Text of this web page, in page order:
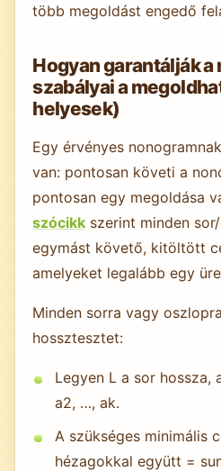
több megoldást engedő
Hogyan garantálják a
szabályai a
helyesek)
Egy érvényes
van: pontosan követi a
pontosan egy megoldása
szócikk szerint minden
egymást követő, kitöltött
amelyeket legalább egy
Minden sorra vagy
hossztesztet:
Legyen L a sor hossza,
a2, …, ak.
A szükséges minimális
hézagokkal együtt =